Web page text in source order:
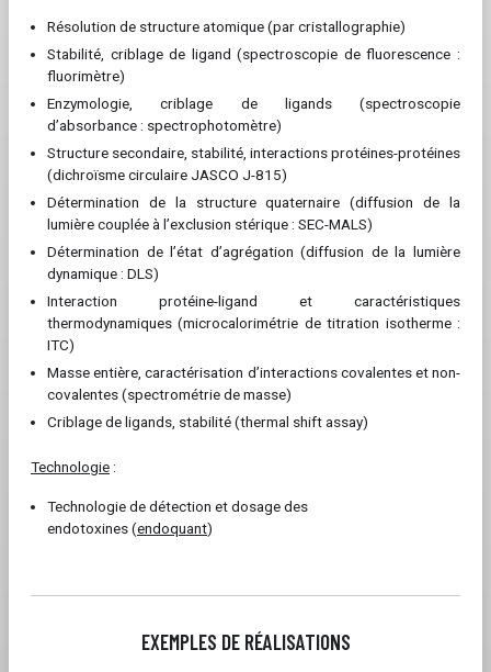
Résolution de structure atomique (par cristallographie)
Stabilité, criblage de ligand (spectroscopie de fluorescence :
fluorimètre)
Enzymologie, criblage de ligands (spectroscopie
d’absorbance : spectrophotomètre)
Structure secondaire, stabilité, interactions protéines-protéines
(dichroïsme circulaire JASCO J-815)
Détermination de la structure quaternaire (diffusion de la
lumière couplée à l’exclusion stérique : SEC-MALS)
Détermination de l’état d’agrégation (diffusion de la lumière
dynamique : DLS)
Interaction protéine-ligand et caractéristiques
thermodynamiques (microcalorimétrie de titration isotherme :
ITC)
Masse entière, caractérisation d’interactions covalentes et non-
covalentes (spectrométrie de masse)
Criblage de ligands, stabilité (thermal shift assay)
Technologie :
Technologie de détection et dosage des
endotoxines (endoquant)
EXEMPLES DE RÉALISATIONS